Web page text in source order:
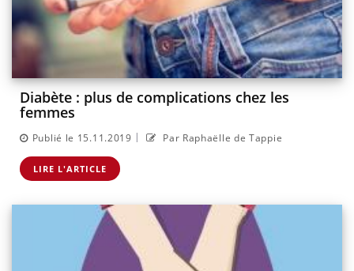
Diabète : plus de complications chez les
femmes
Publié le 15.11.2019 | Par Raphaëlle de Tappie
LIRE L'ARTICLE